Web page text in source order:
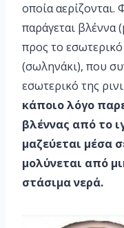
οποία αερίζονται.
παράγεται βλέννα
προς το
(σωληνάκι), που
εσωτερικό της
κάποιο λόγο
βλέννας από το
μαζεύεται μέσα
μολύνεται από
στάσιμα νερά.